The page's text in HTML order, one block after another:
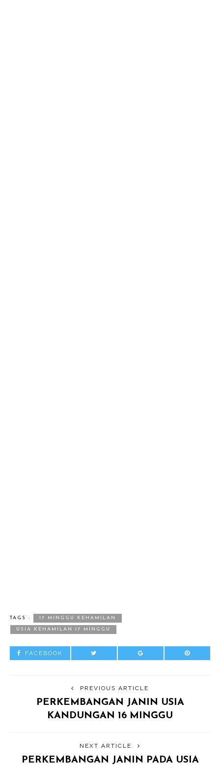
TAGS : 17 MINGGU KEHAMILAN
USIA KEHAMILAN 17 MINGGU
FACEBOOK
PREVIOUS ARTICLE
PERKEMBANGAN JANIN USIA
KANDUNGAN 16 MINGGU
NEXT ARTICLE
PERKEMBANGAN JANIN PADA USIA